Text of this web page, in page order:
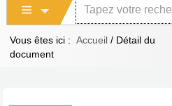
Vous êtes ici : Accueil / Détail du
document